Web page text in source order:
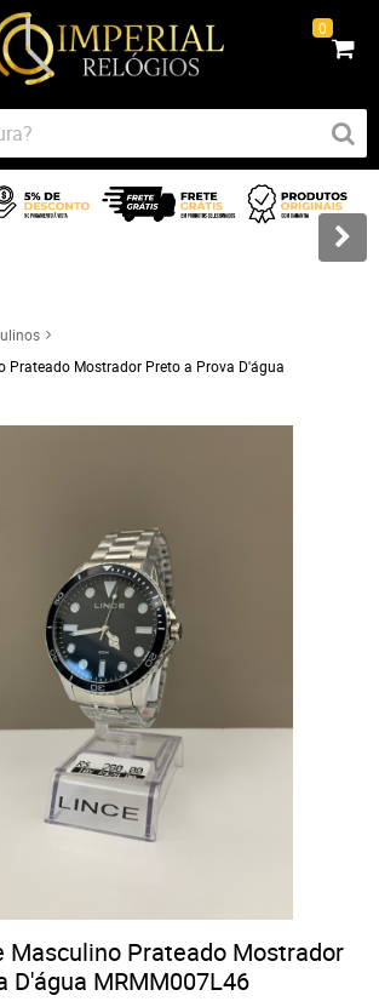
0
Prateado Mostrador Preto a Prova D'água
Masculino Prateado Mostrador
D'água MRMM007L46